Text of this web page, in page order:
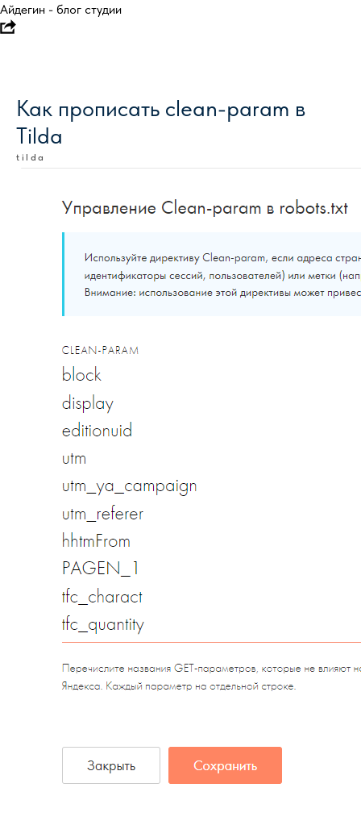
Айдегин - блог студии
Как прописать clean-param в
Tilda
tilda